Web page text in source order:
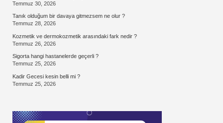
Temmuz 30, 2026
Tanık olduğum bir davaya gitmezsem ne olur ?
Temmuz 28, 2026
Kozmetik ve dermokozmetik arasındaki fark nedir ?
Temmuz 26, 2026
Sigorta hangi hastanelerde geçerli ?
Temmuz 25, 2026
Kadir Gecesi kesin belli mi ?
Temmuz 25, 2026